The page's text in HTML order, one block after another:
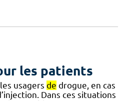
les patients
usagers de drogue, en cas
Dans ces situations